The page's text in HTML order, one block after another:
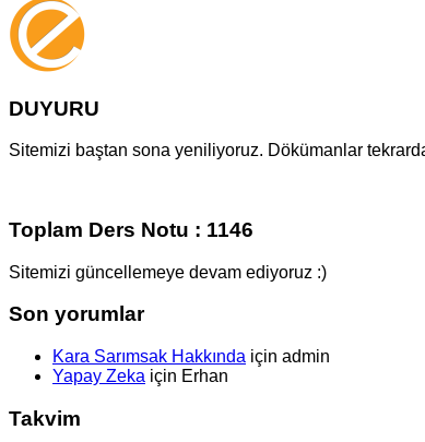
DUYURU
Sitemizi baştan sona yeniliyoruz. Dökümanlar
Toplam Ders Notu : 1146
Sitemizi güncellemeye devam ediyoruz :)
Son yorumlar
Kara Sarımsak Hakkında için admin
Yapay Zeka için Erhan
Takvim